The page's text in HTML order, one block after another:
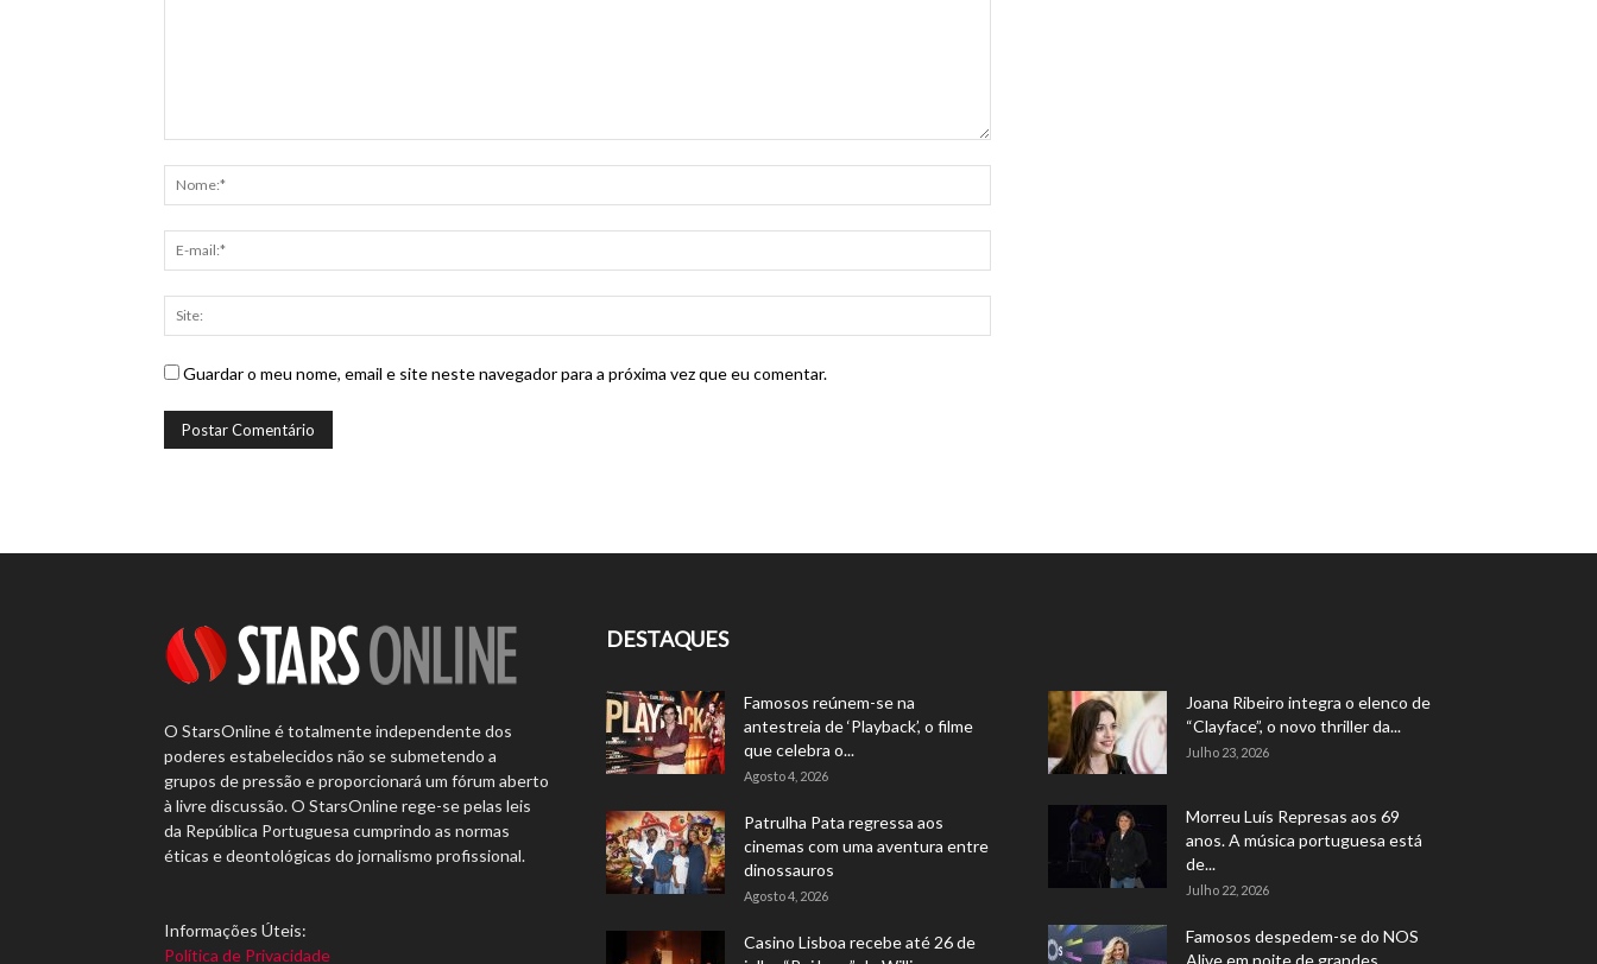
Guardar o meu nome, email e site neste navegador para a próxima vez que eu comentar.
O StarsOnline é totalmente independente dos
poderes estabelecidos não se submetendo a
grupos de pressão e proporcionará um fórum aberto
à livre discussão. O StarsOnline rege-se pelas leis
da República Portuguesa cumprindo as normas
éticas e deontológicas do jornalismo profissional.
Informações Úteis:
Política de Privacidade
DESTAQUES
Famosos reúnem-se na
antestreia de ‘Playback’, o filme
que celebra o...
Agosto 4, 2026
Patrulha Pata regressa aos
cinemas com uma aventura entre
dinossauros
Agosto 4, 2026
Casino Lisboa recebe até 26 de
Joana Ribeiro integra o elenco de
“Clayface”, o novo thriller da...
Julho 23, 2026
Morreu Luís Represas aos 69
anos. A música portuguesa está
de...
Julho 22, 2026
Famosos despedem-se do NOS
Alive em noite de grandes